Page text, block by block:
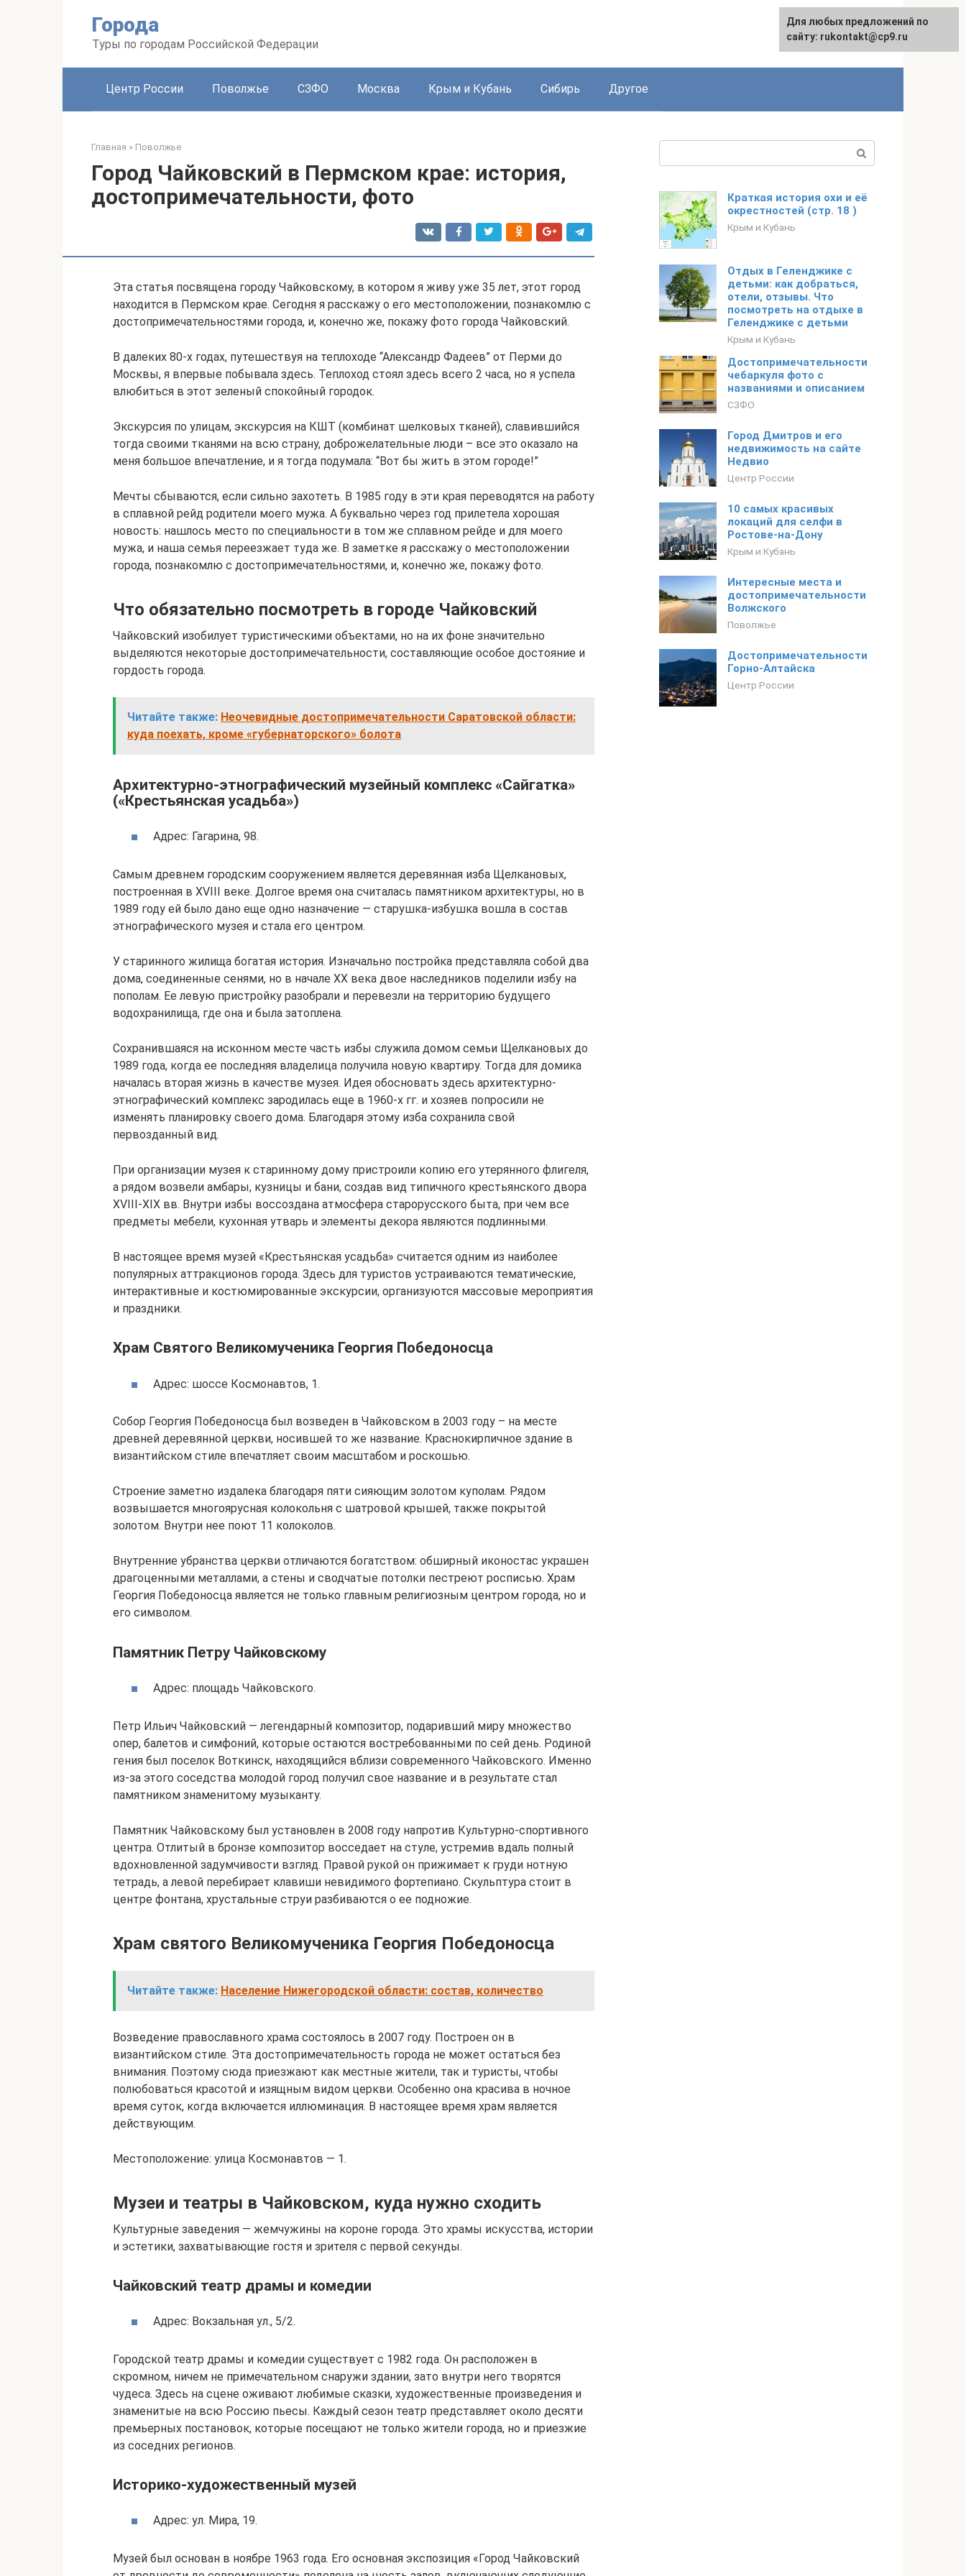
Города
Туры по городам Российской Федерации
Центр России Поволжье СЗФО Москва Крым и Кубань Сибирь Другое
Главная » Поволжье
Город Чайковский в Пермском крае: история,
достопримечательности, фото
Эта статья посвящена городу Чайковскому, в котором я живу уже 35 лет, этот город
находится в Пермском крае. Сегодня я расскажу о его местоположении, познакомлю с
достопримечательностями города, и, конечно же, покажу фото города Чайковский.
В далеких 80-х годах, путешествуя на теплоходе “Александр Фадеев” от Перми до
Москвы, я впервые побывала здесь. Теплоход стоял здесь всего 2 часа, но я успела
влюбиться в этот зеленый спокойный городок.
Экскурсия по улицам, экскурсия на КШТ (комбинат шелковых тканей), славившийся
тогда своими тканями на всю страну, доброжелательные люди – все это оказало на
меня большое впечатление, и я тогда подумала: “Вот бы жить в этом городе!”
Мечты сбываются, если сильно захотеть. В 1985 году в эти края переводятся на работу
в сплавной рейд родители моего мужа. А буквально через год прилетела хорошая
новость: нашлось место по специальности в том же сплавном рейде и для моего
мужа, и наша семья переезжает туда же. В заметке я расскажу о местоположении
города, познакомлю с достопримечательностями, и, конечно же, покажу фото.
Что обязательно посмотреть в городе Чайковский
Чайковский изобилует туристическими объектами, но на их фоне значительно
выделяются некоторые достопримечательности, составляющие особое достояние и
гордость города.
Читайте также: Неочевидные достопримечательности Саратовской области:
куда поехать, кроме «губернаторского» болота
Архитектурно-этнографический музейный комплекс «Сайгатка»
(«Крестьянская усадьба»)
Адрес: Гагарина, 98.
Самым древнем городским сооружением является деревянная изба Щелкановых,
построенная в XVIII веке. Долгое время она считалась памятником архитектуры, но в
1989 году ей было дано еще одно назначение — старушка-избушка вошла в состав
этнографического музея и стала его центром.
У старинного жилища богатая история. Изначально постройка представляла собой два
дома, соединенные сенями, но в начале XX века двое наследников поделили избу на
пополам. Ее левую пристройку разобрали и перевезли на территорию будущего
водохранилища, где она и была затоплена.
Сохранившаяся на исконном месте часть избы служила домом семьи Щелкановых до
1989 года, когда ее последняя владелица получила новую квартиру. Тогда для домика
началась вторая жизнь в качестве музея. Идея обосновать здесь архитектурно-
этнографический комплекс зародилась еще в 1960-х гг. и хозяев попросили не
изменять планировку своего дома. Благодаря этому изба сохранила свой
первозданный вид.
При организации музея к старинному дому пристроили копию его утерянного флигеля,
а рядом возвели амбары, кузницы и бани, создав вид типичного крестьянского двора
XVIII-XIX вв. Внутри избы воссоздана атмосфера старорусского быта, при чем все
предметы мебели, кухонная утварь и элементы декора являются подлинными.
В настоящее время музей «Крестьянская усадьба» считается одним из наиболее
популярных аттракционов города. Здесь для туристов устраиваются тематические,
интерактивные и костюмированные экскурсии, организуются массовые мероприятия
и праздники.
Храм Святого Великомученика Георгия Победоносца
Адрес: шоссе Космонавтов, 1.
Собор Георгия Победоносца был возведен в Чайковском в 2003 году – на месте
древней деревянной церкви, носившей то же название. Краснокирпичное здание в
византийском стиле впечатляет своим масштабом и роскошью.
Строение заметно издалека благодаря пяти сияющим золотом куполам. Рядом
возвышается многоярусная колокольня с шатровой крышей, также покрытой
золотом. Внутри нее поют 11 колоколов.
Внутренние убранства церкви отличаются богатством: обширный иконостас украшен
драгоценными металлами, а стены и сводчатые потолки пестреют росписью. Храм
Георгия Победоносца является не только главным религиозным центром города, но и
его символом.
Памятник Петру Чайковскому
Адрес: площадь Чайковского.
Петр Ильич Чайковский — легендарный композитор, подаривший миру множество
опер, балетов и симфоний, которые остаются востребованными по сей день. Родиной
гения был поселок Воткинск, находящийся вблизи современного Чайковского. Именно
из-за этого соседства молодой город получил свое название и в результате стал
памятником знаменитому музыканту.
Памятник Чайковскому был установлен в 2008 году напротив Культурно-спортивного
центра. Отлитый в бронзе композитор восседает на стуле, устремив вдаль полный
вдохновленной задумчивости взгляд. Правой рукой он прижимает к груди нотную
тетрадь, а левой перебирает клавиши невидимого фортепиано. Скульптура стоит в
центре фонтана, хрустальные струи разбиваются о ее подножие.
Храм святого Великомученика Георгия Победоносца
Читайте также: Население Нижегородской области: состав, количество
Возведение православного храма состоялось в 2007 году. Построен он в
византийском стиле. Эта достопримечательность города не может остаться без
внимания. Поэтому сюда приезжают как местные жители, так и туристы, чтобы
полюбоваться красотой и изящным видом церкви. Особенно она красива в ночное
время суток, когда включается иллюминация. В настоящее время храм является
действующим.
Местоположение: улица Космонавтов — 1.
Музеи и театры в Чайковском, куда нужно сходить
Культурные заведения — жемчужины на короне города. Это храмы искусства, истории
и эстетики, захватывающие гостя и зрителя с первой секунды.
Чайковский театр драмы и комедии
Адрес: Вокзальная ул., 5/2.
Городской театр драмы и комедии существует с 1982 года. Он расположен в
скромном, ничем не примечательном снаружи здании, зато внутри него творятся
чудеса. Здесь на сцене оживают любимые сказки, художественные произведения и
знаменитые на всю Россию пьесы. Каждый сезон театр представляет около десяти
премьерных постановок, которые посещают не только жители города, но и приезжие
из соседних регионов.
Историко-художественный музей
Адрес: ул. Мира, 19.
Музей был основан в ноябре 1963 года. Его основная экспозиция «Город Чайковский
Краткая история охи и её
окрестностей (стр. 18 )
Крым и Кубань
Отдых в Геленджике с
детьми: как добраться,
отели, отзывы. Что
посмотреть на отдыхе в
Геленджике с детьми
Крым и Кубань
Достопримечательности
чебаркуля фото с
названиями и описанием
СЗФО
Город Дмитров и его
недвижимость на сайте
Недвио
Центр России
10 самых красивых
локаций для селфи в
Ростове-на-Дону
Крым и Кубань
Интересные места и
достопримечательности
Волжского
Поволжье
Достопримечательности
Горно-Алтайска
Центр России
Для любых предложений по
сайту: rukontakt@cp9.ru